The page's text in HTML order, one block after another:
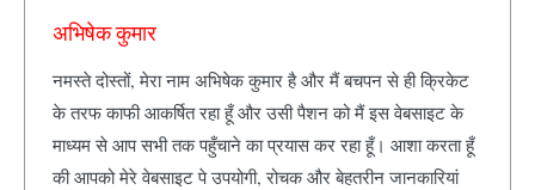
अभिषेक कुमार
नमस्ते दोस्तों, मेरा नाम अभिषेक कुमार है और मैं बचपन से ही क्रिकेट
के तरफ काफी आकर्षित रहा हूँ और उसी पैशन को मैं इस वेबसाइट के
माध्यम से आप सभी तक पहुँचाने का प्रयास कर रहा हूँ। आशा करता हूँ
की आपको मेरे वेबसाइट पे उपयोगी, रोचक और बेहतरीन जानकारियां